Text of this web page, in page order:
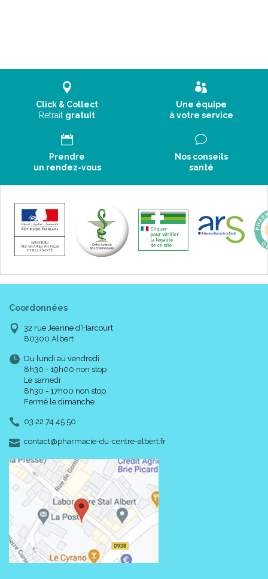
Click & Collect
Retrait gratuit
Une équipe
à votre service
Prendre
un rendez-vous
Nos conseils
santé
Coordonnées
32 rue Jeanne d’Harcourt
80300 Albert
Du lundi au vendredi
8h30 - 19h00 non stop
Le samedi
8h30 - 17h00 non stop
Fermé le dimanche
03 22 74 45 50
contact-
@-
pharmacie-du-centre-albert.fr